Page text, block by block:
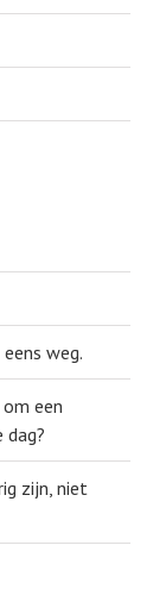
weg.
een
zijn, niet